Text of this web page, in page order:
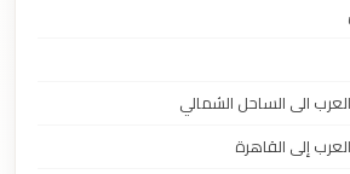
الى الساحل الشمالي
إلى القاهرة